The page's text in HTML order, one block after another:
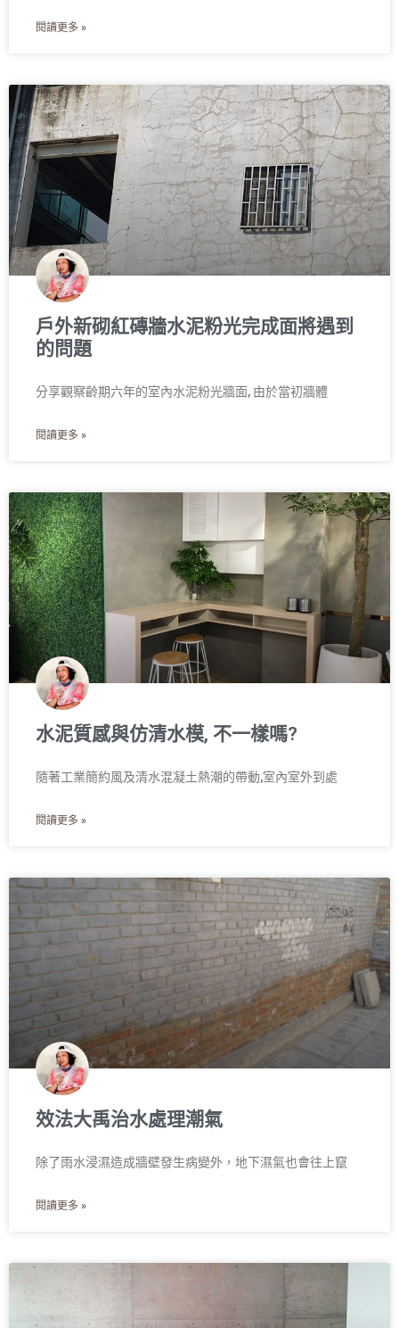
閱讀更多 »
戶外新砌紅磚牆水泥粉光完成面將遇到
的問題
分享觀察齡期六年的室內水泥粉光牆面, 由於當初牆體
閱讀更多 »
水泥質感與仿清水模, 不一樣嗎?
隨著工業簡約風及清水混凝土熱潮的帶動,室內室外到處
閱讀更多 »
效法大禹治水處理潮氣
除了雨水浸濕造成牆壁發生病變外，地下濕氣也會往上竄
閱讀更多 »